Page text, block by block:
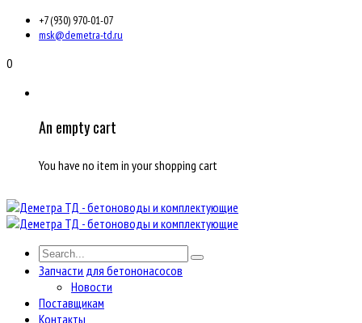
+7 (930) 970-01-07
msk@demetra-td.ru
0
An empty cart
You have no item in your shopping cart
Запчасти для бетононасосов
Новости
Поставщикам
Контакты